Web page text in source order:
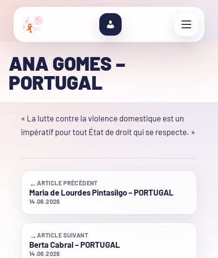
ANA GOMES –
PORTUGAL
« La lutte contre la violence domestique est un
impératif pour tout État de droit qui se respecte. »
←ARTICLE PRÉCÉDENT
Maria de Lourdes Pintasilgo – PORTUGAL
14.06.2026
→ARTICLE SUIVANT
Berta Cabral – PORTUGAL
14.06.2026